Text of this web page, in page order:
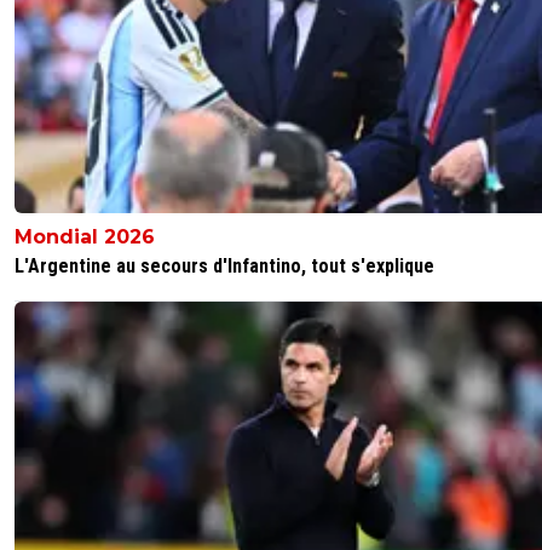
Mondial 2026
L'Argentine au secours d'Infantino, tout s'explique